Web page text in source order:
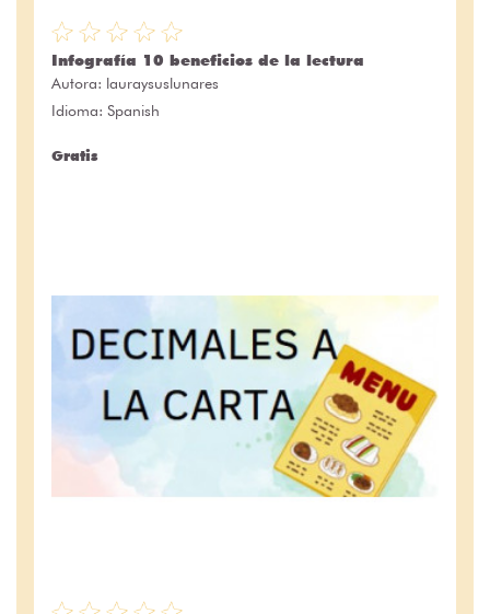
Infografía 10 beneficios de la lectura
Autora: lauraysuslunares
Idioma: Spanish
Gratis